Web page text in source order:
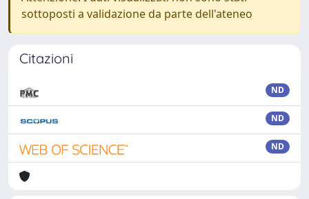
sottoposti a validazione da parte dell'ateneo
Citazioni
ND
ND
ND